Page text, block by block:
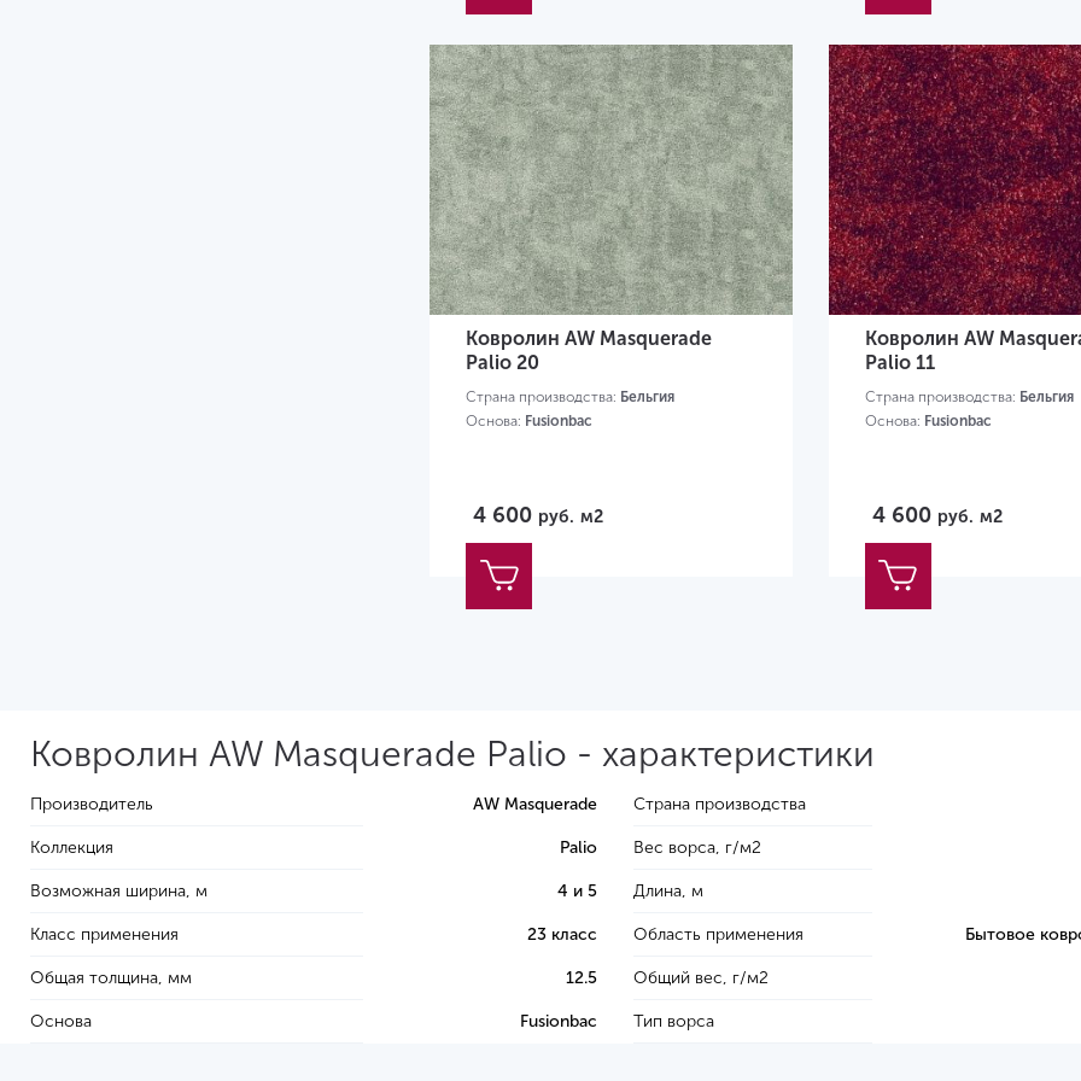
Ковролин AW Masquerade
Palio 20
Страна производства: Бельгия
Основа: Fusionbac
4 600 руб. м2
Ковролин AW
Palio 11
Страна производства: Бельгия
Основа: Fusionbac
4 600 руб. м2
Ковролин AW Masquerade Palio - характеристики
Производитель AW Masquerade
Коллекция Palio
Возможная ширина, м 4 и 5
Класс применения 23 класс
Общая толщина, мм 12.5
Основа Fusionbac
Страна производства
Вес ворса, г/м2
Длина, м
Область применения Бытовое
Общий вес, г/м2
Тип ворса